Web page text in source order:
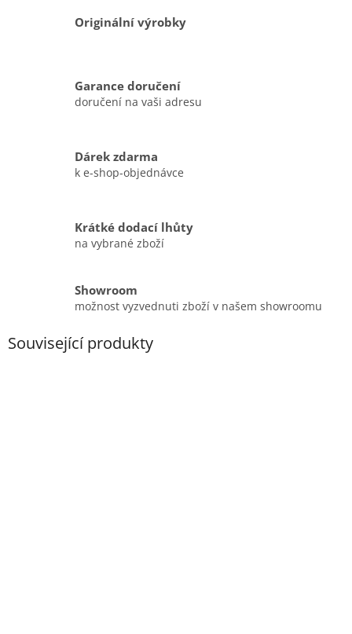
Originální výrobky
Garance doručení
doručení na vaši adresu
Dárek zdarma
k e-shop-objednávce
Krátké dodací lhůty
na vybrané zboží
Showroom
možnost vyzvednuti zboží v našem showroomu
Související produkty